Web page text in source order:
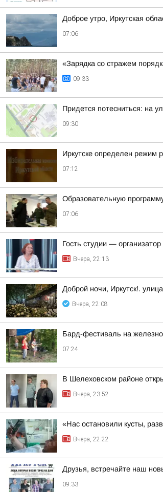
Доброе утро, Иркутская
07:06
«Зарядка со стражем
09:33
Придется потесниться: на
09:30
Иркутске определен режим
07:12
Образовательную
07:06
Гость студии —
Вчера, 22:13
Доброй ночи, Иркутск!.
Вчера, 22:08
Бард-фестиваль на
07:24
В Шелеховском районе
Вчера, 23:52
«Нас остановили кусты,
Вчера, 22:22
Друзья, встречайте наш
09:33